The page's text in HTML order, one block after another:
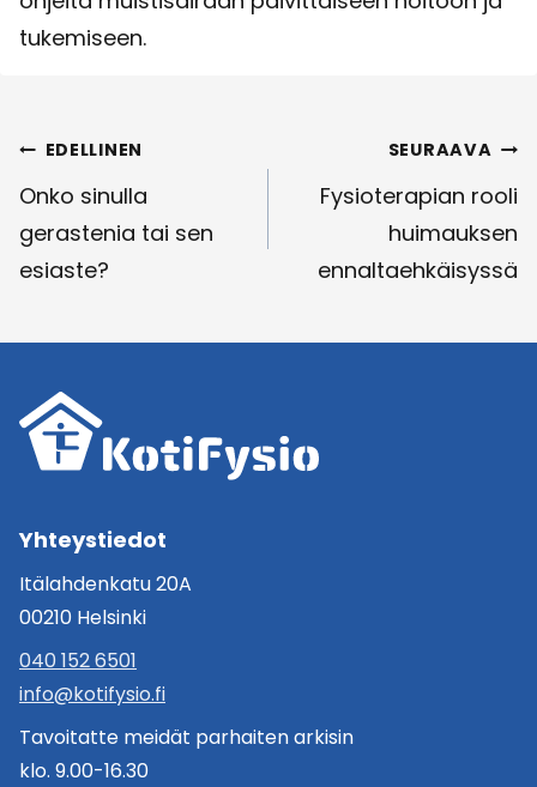
tukemiseen.
Artikkelien
selaus
EDELLINEN
Onko sinulla
gerastenia tai sen
esiaste?
SEURAAVA
Fysioterapian rooli
huimauksen
ennaltaehkäisyssä
Yhteystiedot
Itälahdenkatu 20A
00210 Helsinki
040 152 6501
info@kotifysio.fi
Tavoitatte meidät parhaiten arkisin
klo. 9.00-16.30